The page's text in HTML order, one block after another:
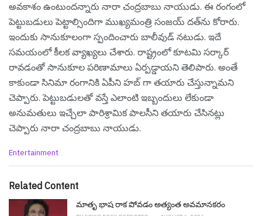
అవకాశం ఉంటుందన్నారు నారా చంద్ర‌బాబు నాయుడు. ఈ రంగంలో
పెట్టుబడులు పెట్టాల్సిందిగా ముఖ్యమంత్రి సంజయ్ దత్‌ను కోరారు.
ఇందుకు సానుకూలంగా స్పందించారు బాలీవుడ్ న‌టుడు. ఇదే
స‌మ‌యంలో కీల‌క వ్యాఖ్య‌లు చేశారు. రాష్ట్రంలో కూట‌మి స‌ర్కార్
రావ‌డంతో సానుకూల ప‌రిణామాలు ఏర్పడ్డాయ‌ని తెలిపారు. అంతే
కాకుండా సినిమా రంగానికి ఏపీని హ‌బ్ గా త‌యారు చేస్తున్నామ‌ని
చెప్పారు. పెట్టుబ‌డుల‌తో వ‌స్తే ఎలాంటి ఇబ్బందులు లేకుండా
అనుమతులు ఇచ్చేలా పారిశ్రామిక పాల‌సీని త‌యారు చేసిన‌ట్లు
చెప్పారు నారా చంద్రబాబు నాయుడు.
C
e
Entertainment
Related Content
మాతృ భాష రాక పోవడం అత్యంత అవమానకరం